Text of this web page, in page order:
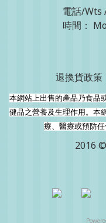
電話/Wts
時間：
退換貨政策
本網站上出售的產品乃食品
健品之營養及生理作用。本
療、醫療或預防
2016